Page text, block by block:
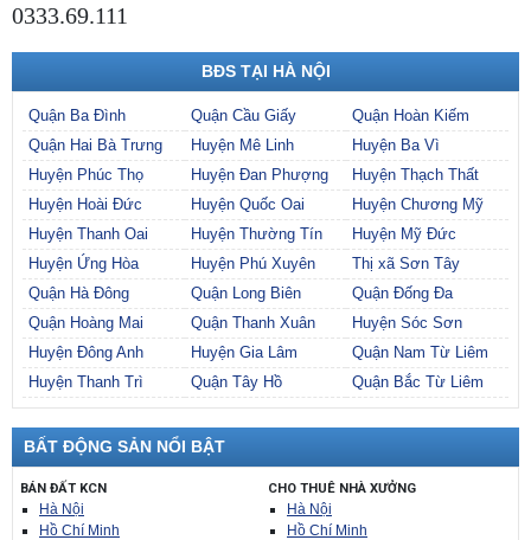
0333.69.111
BĐS TẠI HÀ NỘI
Quận Ba Đình Quận Cầu Giấy
Quận Hoàn Kiếm
Quận Hai Bà Trưng
Huyện Mê Linh
Huyện Ba Vì
Huyện Phúc Thọ
Huyện Đan Phượng
Huyện Thạch Thất
Huyện Hoài Đức
Huyện Quốc Oai
Huyện Chương Mỹ
Huyện Thanh Oai
Huyện Thường Tín
Huyện Mỹ Đức
Huyện Ứng Hòa
Huyện Phú Xuyên
Thị xã Sơn Tây
Quận Hà Đông
Quận Long Biên
Quận Đống Đa
Quận Hoàng Mai
Quận Thanh Xuân
Huyện Sóc Sơn
Huyện Đông Anh
Huyện Gia Lâm
Quận Nam Từ Liêm
Huyện Thanh Trì
Quận Tây Hồ Quận Bắc Từ Liêm
BẤT ĐỘNG SẢN NỔI BẬT
BÁN ĐẤT KCN
Hà Nội
Hồ Chí Minh
CHO THUÊ NHÀ XƯỞNG
Hà Nội
Hồ Chí Minh